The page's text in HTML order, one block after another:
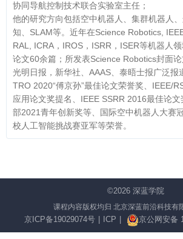
协同导航控制技术联合实验室主任；
他的研究方向包括空中机器人、集群机器人
知、SLAM等。近年在Science Robotics,
RAL, ICRA，IROS，ISRR，ISER等机器人
论文60余篇；所发表Science Robotics封面
光明日报，新华社、AAAS、泰晤士报广泛报
TRO 2020“傅京孙”最佳论文荣誉奖、IEEE/
应用论文奖提名、IEEE SSRR 2016最佳论
部2021青年创新奖等、国际空中机器人大赛
校人工智能挑战赛亚军等荣誉。
©2026 深蓝学院
课程内容版权均归 北京深蓝前沿科技有
京ICP备19029074号 ICP 京公网安备